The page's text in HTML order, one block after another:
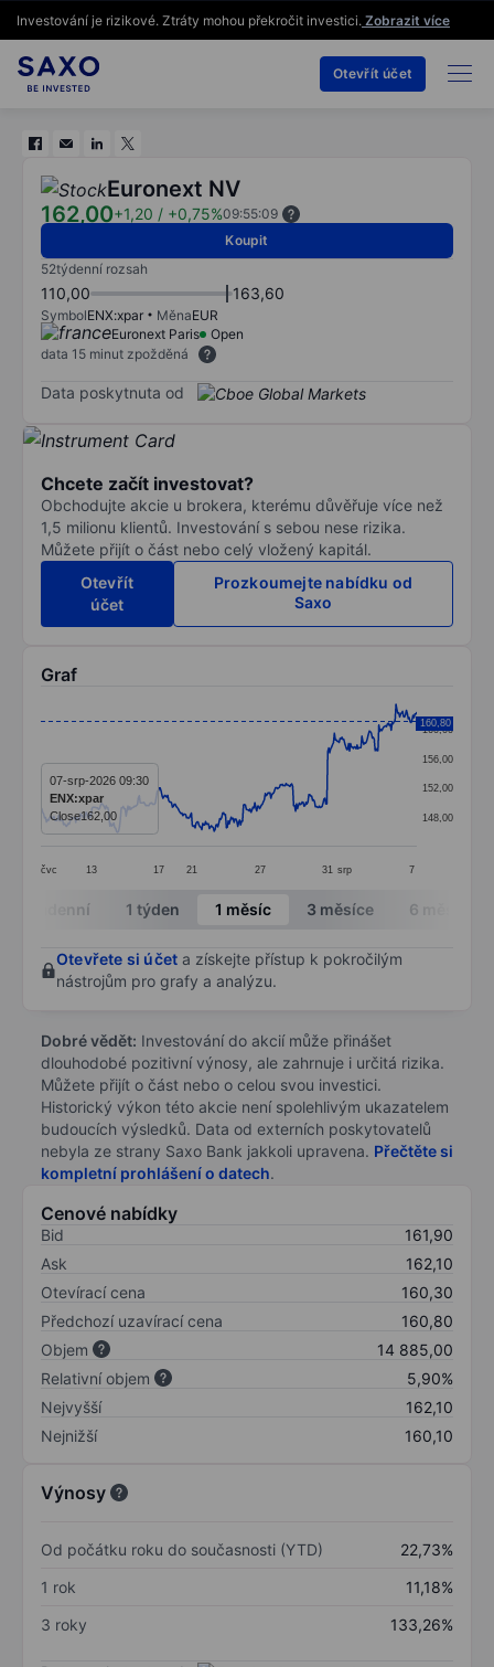
Investování je rizikové. Ztráty mohou překročit investici. Zobrazit více
Otevřít účet
Euronext NV
162,00+1,20 / +0,75%09:55:09
Koupit
52týdenní rozsah
110,00 163,60
SymbolENX:xpar MěnaEUR
Euronext Paris
Open
data 15 minut zpožděná
Data poskytnuta od
Chcete začít investovat?
Obchodujte akcie u brokera, kterému důvěřuje více než
1,5 milionu klientů. Investování s sebou nese rizika.
Můžete přijít o část nebo celý vložený kapitál.
Otevřít
účet
Prozkoumejte nabídku od
Saxo
Graf
The chart has 1 X axis displaying categories.
The chart has 1 Y axis displaying values. Data ranges
čvc 13 17 21 27 31 srp 7
148,00
152,00
156,00
160,00
160,80
07-srp-2026 09:30
ENX:xpar
Close162,00
End of interactive chart.
Intradenní 1 týden 1 měsíc 3 měsíce 6 měsíců
Otevřete si účet a získejte přístup k pokročilým
nástrojům pro grafy a analýzu.
Dobré vědět: Investování do akcií může přinášet
dlouhodobé pozitivní výnosy, ale zahrnuje i určitá rizika.
Můžete přijít o část nebo o celou svou investici.
Historický výkon této akcie není spolehlivým ukazatelem
budoucích výsledků. Data od externích poskytovatelů
nebyla ze strany Saxo Bank jakkoli upravena. Přečtěte si
kompletní prohlášení o datech.
Cenové nabídky
Bid
161,90
Ask
162,10
Otevírací cena
160,30
Předchozí uzavírací cena
160,80
Objem
14 885,00
Relativní objem
5,90%
Nejvyšší
162,10
Nejnižší
160,10
Výnosy
Od počátku roku do současnosti (YTD)
22,73%
1 rok
11,18%
3 roky
133,26%